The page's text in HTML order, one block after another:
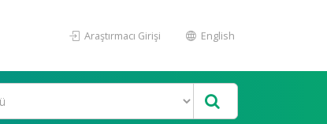
Araştırmacı Girişi English